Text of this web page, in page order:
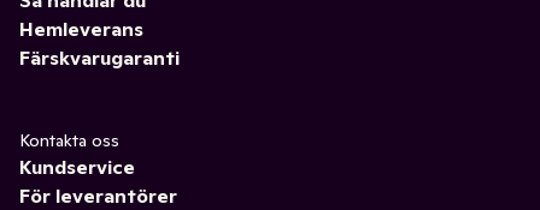
Hemleverans
Färskvarugaranti
Kontakta oss
Kundservice
För leverantörer